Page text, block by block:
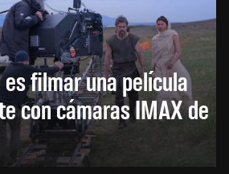
filmar una película
con cámaras IMAX de